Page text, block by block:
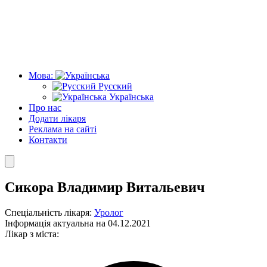
Мова:
Русский
Українська
Про нас
Додати лікаря
Реклама на сайті
Контакти
Сикора Владимир Витальевич
Спеціальність лікаря: Уролог
Інформація актуальна на 04.12.2021
Лікар з міста: